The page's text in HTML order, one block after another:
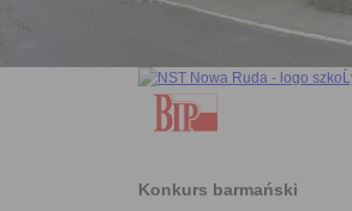
Konkurs barmański